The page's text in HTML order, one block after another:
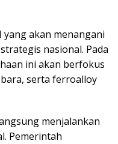
yang akan menangani
nasional. Pada
ini akan berfokus
serta ferroalloy
menjalankan
Pemerintah